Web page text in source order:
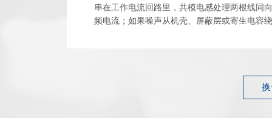
串在工作电流回路里，共模电感处理两根线同
频电流；如果噪声从机壳、屏蔽层或寄生电容